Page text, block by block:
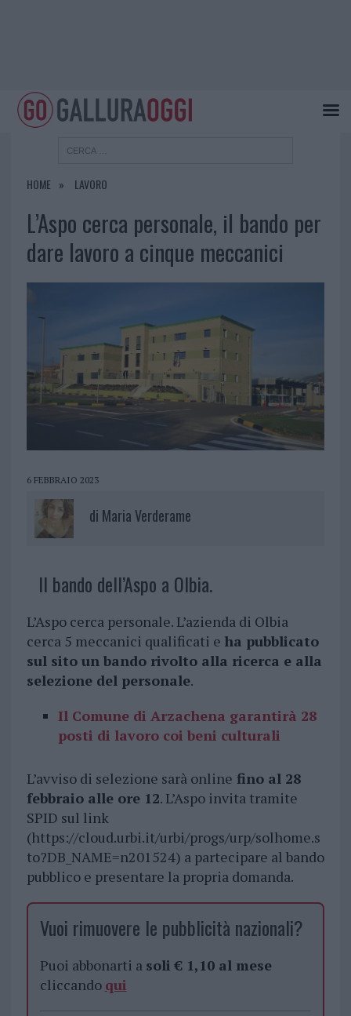
HOME LAVORO
L’Aspo cerca personale, il bando per
dare lavoro a cinque meccanici
6 FEBBRAIO 2023
di Maria Verderame
Il bando dell’Aspo a Olbia.
L’Aspo cerca personale. L’azienda di Olbia
cerca 5 meccanici qualificati e ha pubblicato
sul sito un bando rivolto alla ricerca e alla
selezione del personale.
Il Comune di Arzachena garantirà 28
posti di lavoro coi beni culturali
L’avviso di selezione sarà online fino al 28
febbraio alle ore 12. L’Aspo invita tramite
SPID sul link
(https://cloud.urbi.it/urbi/progs/urp/solhome.s
to?DB_NAME=n201524) a partecipare al bando
pubblico e presentare la propria domanda.
Vuoi rimuovere le pubblicità nazionali?
Puoi abbonarti a soli € 1,10 al mese
cliccando qui